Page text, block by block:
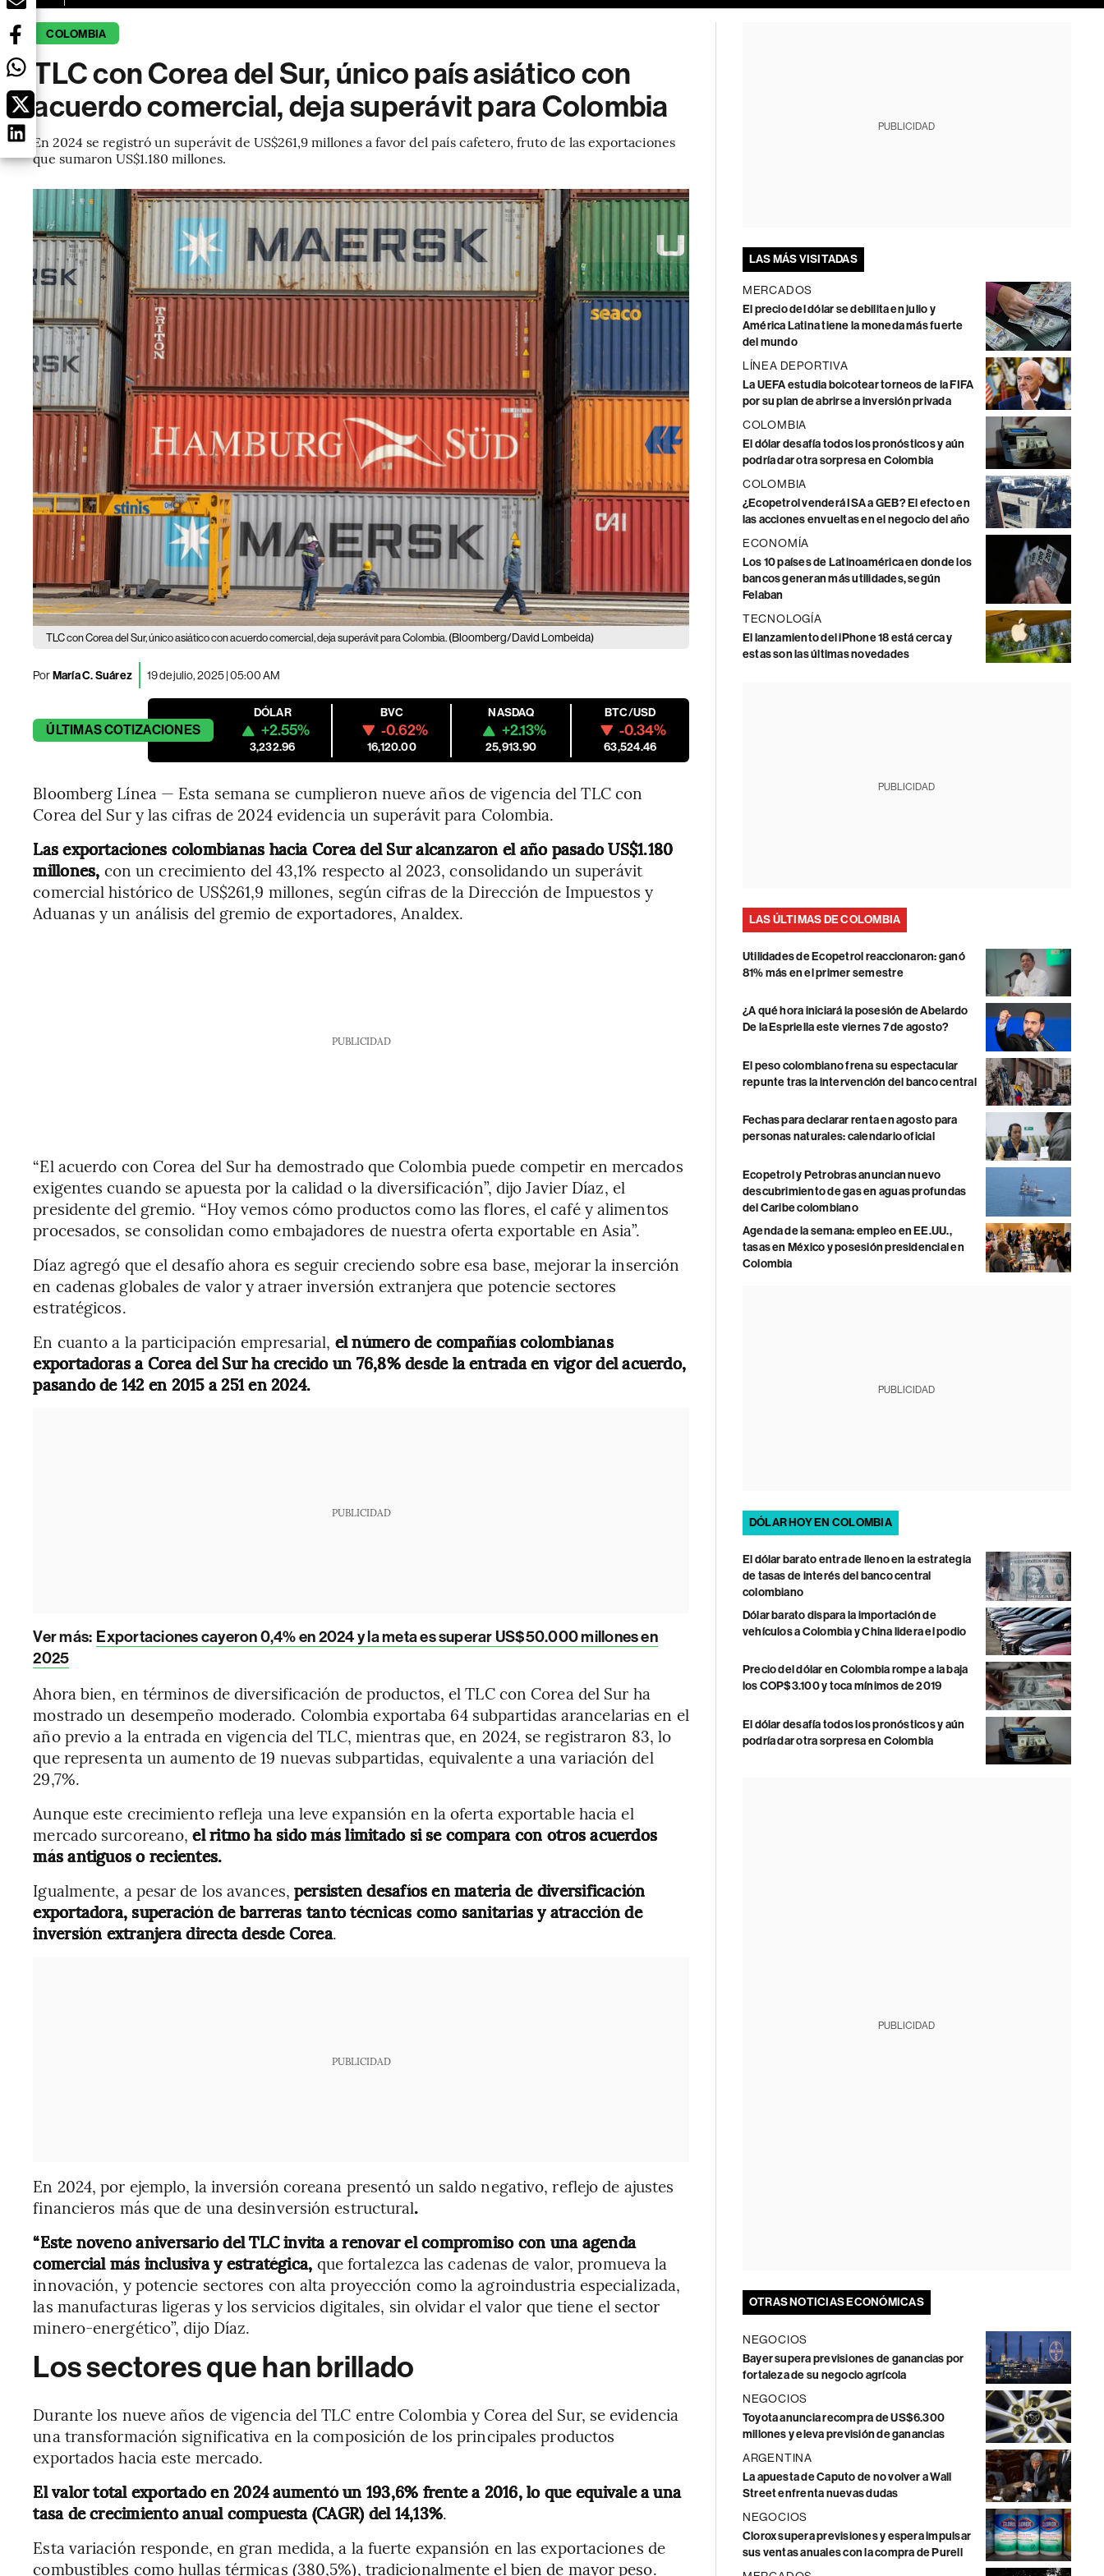
COLOMBIA
TLC con Corea del Sur, único país asiático con
acuerdo comercial, deja superávit para Colombia
En 2024 se registró un superávit de US$261,9 millones a favor del país cafetero, fruto de las exportaciones
que sumaron US$1.180 millones.
TLC con Corea del Sur, único asiático con acuerdo comercial, deja superávit para Colombia. (Bloomberg/David Lombeida)
PorMaría C. Suárez 19 de julio, 2025 | 05:00 AM
ÚLTIMASCOTIZACIONES
DÓLAR
+2.55%
3,232.96
BVC
-0.62%
16,120.00
NASDAQ
+2.13%
25,913.90
BTC/USD
-0.34%
63,524.46
Bloomberg Línea — Esta semana se cumplieron nueve años de vigencia del TLC con
Corea del Sur y las cifras de 2024 evidencia un superávit para Colombia.
Las exportaciones colombianas hacia Corea del Sur alcanzaron el año pasado US$1.180
millones, con un crecimiento del 43,1% respecto al 2023, consolidando un superávit
comercial histórico de US$261,9 millones, según cifras de la Dirección de Impuestos y
Aduanas y un análisis del gremio de exportadores, Analdex.
PUBLICIDAD
“El acuerdo con Corea del Sur ha demostrado que Colombia puede competir en mercados
exigentes cuando se apuesta por la calidad o la diversificación”, dijo Javier Díaz, el
presidente del gremio. “Hoy vemos cómo productos como las flores, el café y alimentos
procesados, se consolidan como embajadores de nuestra oferta exportable en Asia”.
Díaz agregó que el desafío ahora es seguir creciendo sobre esa base, mejorar la inserción
en cadenas globales de valor y atraer inversión extranjera que potencie sectores
estratégicos.
En cuanto a la participación empresarial, el número de compañías colombianas
exportadoras a Corea del Sur ha crecido un 76,8% desde la entrada en vigor del acuerdo,
pasando de 142 en 2015 a 251 en 2024.
PUBLICIDAD
Ver más: Exportaciones cayeron 0,4% en 2024 y la meta es superar US$50.000 millones en
2025
Ahora bien, en términos de diversificación de productos, el TLC con Corea del Sur ha
mostrado un desempeño moderado. Colombia exportaba 64 subpartidas arancelarias en el
año previo a la entrada en vigencia del TLC, mientras que, en 2024, se registraron 83, lo
que representa un aumento de 19 nuevas subpartidas, equivalente a una variación del
29,7%.
Aunque este crecimiento refleja una leve expansión en la oferta exportable hacia el
mercado surcoreano,el ritmo ha sido más limitado si se compara con otros acuerdos
más antiguos o recientes.
Igualmente, a pesar de los avances, persisten desafíos en materia de diversificación
exportadora, superación de barreras tanto técnicas como sanitarias y atracción de
inversión extranjera directa desde Corea.
PUBLICIDAD
En 2024, por ejemplo, la inversión coreana presentó un saldo negativo, reflejo de ajustes
financieros más que de una desinversión estructural.
“Este noveno aniversario del TLC invita a renovar el compromiso con una agenda
comercial más inclusiva y estratégica, que fortalezca las cadenas de valor, promueva la
innovación, y potencie sectores con alta proyección como la agroindustria especializada,
las manufacturas ligeras y los servicios digitales, sin olvidar el valor que tiene el sector
minero-energético”, dijo Díaz.
Los sectores que han brillado
Durante los nueve años de vigencia del TLC entre Colombia y Corea del Sur, se evidencia
una transformación significativa en la composición de los principales productos
exportados hacia este mercado.
El valor total exportado en 2024 aumentó un 193,6% frente a 2016, lo que equivale a una
tasa de crecimiento anual compuesta (CAGR) del 14,13%.
Esta variación responde, en gran medida, a la fuerte expansión en las exportaciones de
combustibles como hullas térmicas (380,5%), tradicionalmente el bien de mayor peso.
PUBLICIDAD
LAS MÁS VISITADAS
MERCADOS
El precio del dólar se debilita en julio y
América Latina tiene la moneda más fuerte
del mundo
LÍNEA DEPORTIVA
La UEFA estudia boicotear torneos de la FIFA
por su plan de abrirse a inversión privada
COLOMBIA
El dólar desafía todos los pronósticos y aún
podría dar otra sorpresa en Colombia
COLOMBIA
¿Ecopetrol venderá ISA a GEB? El efecto en
las acciones envueltas en el negocio del año
ECONOMÍA
Los 10 países de Latinoamérica en donde los
bancos generan más utilidades, según
Felaban
TECNOLOGÍA
El lanzamiento del iPhone 18 está cerca y
estas son las últimas novedades
PUBLICIDAD
LAS ÚLTIMAS DE COLOMBIA
Utilidades de Ecopetrol reaccionaron: ganó
81% más en el primer semestre
¿A qué hora iniciará la posesión de Abelardo
De la Espriella este viernes 7 de agosto?
El peso colombiano frena su espectacular
repunte tras la intervención del banco central
Fechas para declarar renta en agosto para
personas naturales: calendario oficial
Ecopetrol y Petrobras anuncian nuevo
descubrimiento de gas en aguas profundas
del Caribe colombiano
Agenda de la semana: empleo en EE.UU.,
tasas en México y posesión presidencial en
Colombia
PUBLICIDAD
DÓLAR HOY EN COLOMBIA
El dólar barato entra de lleno en la estrategia
de tasas de interés del banco central
colombiano
Dólar barato dispara la importación de
vehículos a Colombia y China lidera el podio
Precio del dólar en Colombia rompe a la baja
los COP$3.100 y toca mínimos de 2019
El dólar desafía todos los pronósticos y aún
podría dar otra sorpresa en Colombia
PUBLICIDAD
OTRAS NOTICIAS ECONÓMICAS
NEGOCIOS
Bayer supera previsiones de ganancias por
fortaleza de su negocio agrícola
NEGOCIOS
Toyota anuncia recompra de US$6.300
millones y eleva previsión de ganancias
ARGENTINA
La apuesta de Caputo de no volver a Wall
Street enfrenta nuevas dudas
NEGOCIOS
Clorox supera previsiones y espera impulsar
sus ventas anuales con la compra de Purell